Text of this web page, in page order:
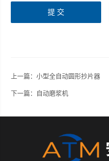
上一篇：小型全自动圆形抄片器
下一篇： 自动磨浆机